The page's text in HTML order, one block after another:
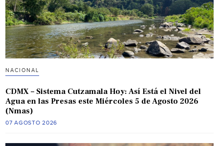
NACIONAL
CDMX – Sistema Cutzamala Hoy: Así Está el Nivel del
Agua en las Presas este Miércoles 5 de Agosto 2026
(Nmas)
07 AGOSTO 2026